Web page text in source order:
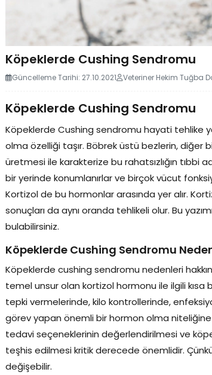
Köpeklerde Cushing Sendromu
Güncelleme Tarihi: 27.10.2021 Veteriner Hekim Tuğba
Köpeklerde Cushing Sendromu
Köpeklerde Cushing sendromu hayati tehlike
olma özelliği taşır. Böbrek üstü bezlerin,
üretmesi ile karakterize bu rahatsızlığın tıbbi
bir yerinde konumlanırlar ve birçok vücut
Kortizol de bu hormonlar arasında yer alır.
sonuçları da aynı oranda tehlikeli olur. Bu
bulabilirsiniz.
Köpeklerde Cushing Sendromu
Köpeklerde cushing sendromu nedenleri
temel unsur olan kortizol hormonu ile ilgili
tepki vermelerinde, kilo kontrollerinde,
görev yapan önemli bir hormon olma
tedavi seçeneklerinin değerlendirilmesi ve
teşhis edilmesi kritik derecede önemlidir.
değişebilir.